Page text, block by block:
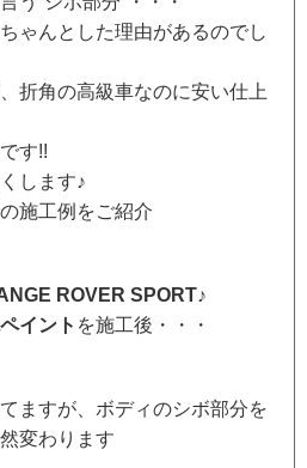
ゃんとした理由があるのでし
折角の高級車なのに安い仕上
す!!
します♪
施工例をご紹介
ROVER SPORT♪
イント を施工後・・・
ますが、ボディのシボ部分を
変わります